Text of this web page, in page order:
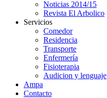
Noticias 2014/15
Revista El Arbolico
Servicios
Comedor
Residencia
Transporte
Enfermería
Fisioterapia
Audicion y lenguaje
Ampa
Contacto